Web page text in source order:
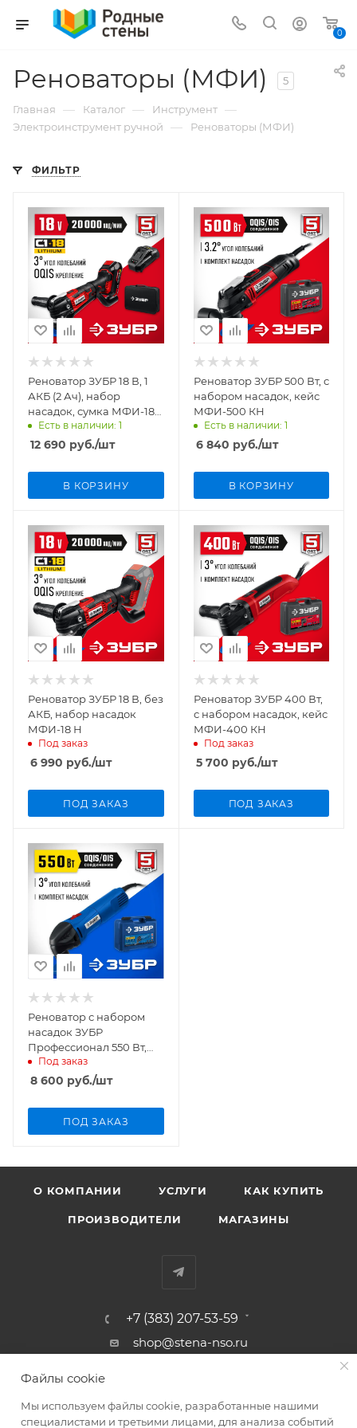
0
Реноваторы (МФИ) 5
Главная — Каталог — Инструмент —
Электроинструмент ручной — Реноваторы (МФИ)
ФИЛЬТР
Реноватор ЗУБР 18 В, 1
АКБ (2 Ач), набор
насадок, сумка МФИ-18-
21 Есть в наличии: 1
12 690 руб./шт
В КОРЗИНУ
Реноватор ЗУБР 500 Вт, с
набором насадок, кейс
МФИ-500 КН
Есть в наличии: 1
6 840 руб./шт
В КОРЗИНУ
Реноватор ЗУБР 18 В, без
АКБ, набор насадок
МФИ-18 Н
Под заказ
6 990 руб./шт
ПОД ЗАКАЗ
Реноватор ЗУБР 400 Вт,
с набором насадок, кейс
МФИ-400 КН
Под заказ
5 700 руб./шт
ПОД ЗАКАЗ
Реноватор с набором
насадок ЗУБР
Профессионал 550 Вт,
кейс МФИ-П550 КН
Под заказ
8 600 руб./шт
ПОД ЗАКАЗ
О КОМПАНИИ УСЛУГИ КАК КУПИТЬ
ПРОИЗВОДИТЕЛИ МАГАЗИНЫ
+7 (383) 207-53-59
shop@stena-nso.ru
г.Новосибирск ул.Восход, 26/1
ПОЛИТИКА КОНФИДЕНЦИАЛЬНОСТИ
Файлы cookie
Мы используем файлы cookie, разработанные нашими
специалистами и третьими лицами, для анализа событий